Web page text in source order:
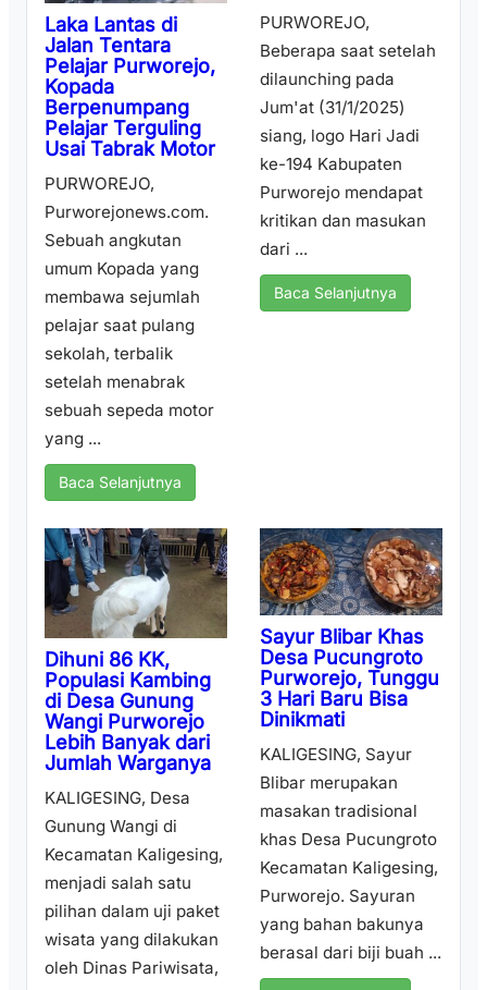
Laka Lantas di
Jalan Tentara
Pelajar Purworejo,
Kopada
Berpenumpang
Pelajar Terguling
Usai Tabrak Motor
PURWOREJO,
Purworejonews.com.
Sebuah angkutan
umum Kopada yang
membawa sejumlah
pelajar saat pulang
sekolah, terbalik
setelah menabrak
sebuah sepeda motor
yang ...
Baca Selanjutnya
PURWOREJO,
Beberapa saat setelah
dilaunching pada
Jum'at (31/1/2025)
siang, logo Hari Jadi
ke-194 Kabupaten
Purworejo mendapat
kritikan dan masukan
dari ...
Baca Selanjutnya
Dihuni 86 KK,
Populasi Kambing
di Desa Gunung
Wangi Purworejo
Lebih Banyak dari
Jumlah Warganya
KALIGESING, Desa
Gunung Wangi di
Kecamatan Kaligesing,
menjadi salah satu
pilihan dalam uji paket
wisata yang dilakukan
oleh Dinas Pariwisata,
Sayur Blibar Khas
Desa Pucungroto
Purworejo, Tunggu
3 Hari Baru Bisa
Dinikmati
KALIGESING, Sayur
Blibar merupakan
masakan tradisional
khas Desa Pucungroto
Kecamatan Kaligesing,
Purworejo. Sayuran
yang bahan bakunya
berasal dari biji buah ...